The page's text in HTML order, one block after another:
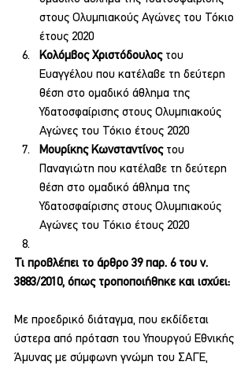
στους Ολυμπιακούς Αγώνες του Τόκιο
έτους 2020
Κολόμβος Χριστόδουλος του
Ευαγγέλου που κατέλαβε τη δεύτερη
θέση στο ομαδικό άθλημα της
Υδατοσφαίρισης στους Ολυμπιακούς
Αγώνες του Τόκιο έτους 2020
Μουρίκης Κωνσταντίνος του
Παναγιώτη που κατέλαβε τη δεύτερη
θέση στο ομαδικό άθλημα της
Υδατοσφαίρισης στους Ολυμπιακούς
Αγώνες του Τόκιο έτους 2020
Τι προβλέπει το άρθρο 39 παρ. 6 του ν.
3883/2010, όπως τροποποιήθηκε και ισχύει:
Με προεδρικό διάταγμα, που εκδίδεται
ύστερα από πρόταση του Υπουργού Εθνικής
Άμυνας με σύμφωνη γνώμη του ΣΑΓΕ,